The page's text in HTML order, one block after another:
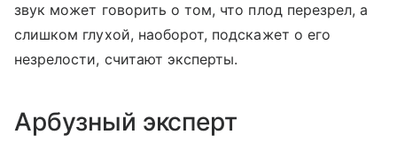
звук может говорить о том, что плод перезрел, а
слишком глухой, наоборот, подскажет о его
незрелости, считают эксперты.
Арбузный эксперт